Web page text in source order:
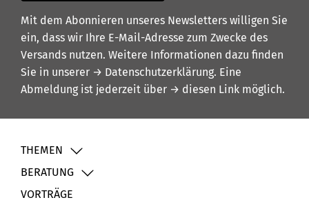
Mit dem Abonnieren unseres Newsletters willigen Sie
ein, dass wir Ihre E-Mail-Adresse zum Zwecke des
Versands nutzen. Weitere Informationen dazu finden
Sie in unserer → Datenschutzerklärung. Eine
Abmeldung ist jederzeit über → diesen Link möglich.
THEMEN
BERATUNG
VORTRÄGE